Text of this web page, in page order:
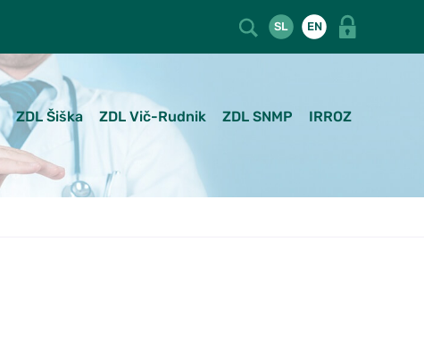
SL EN
ZDL Šiška ZDL Vič-Rudnik ZDL SNMP IRROZ